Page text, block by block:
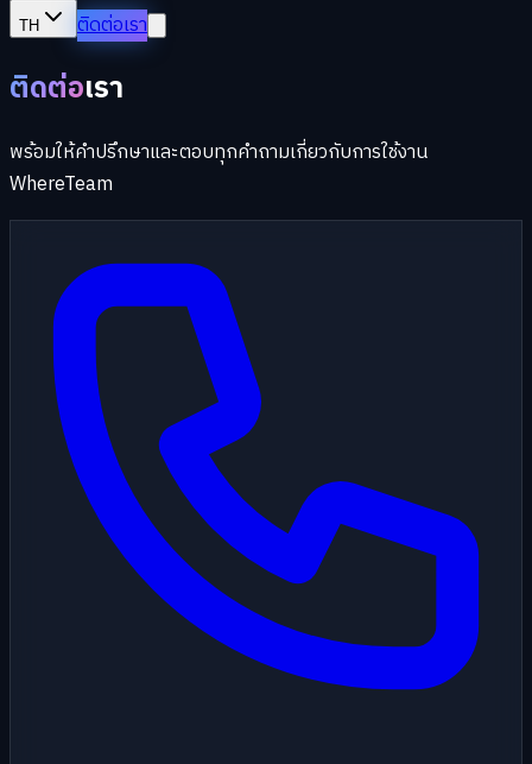
TH ติดต่อเรา
ติดต่อเรา
พร้อมให้คำปรึกษาและตอบทุกคำถามเกี่ยวกับการใช้งาน
WhereTeam